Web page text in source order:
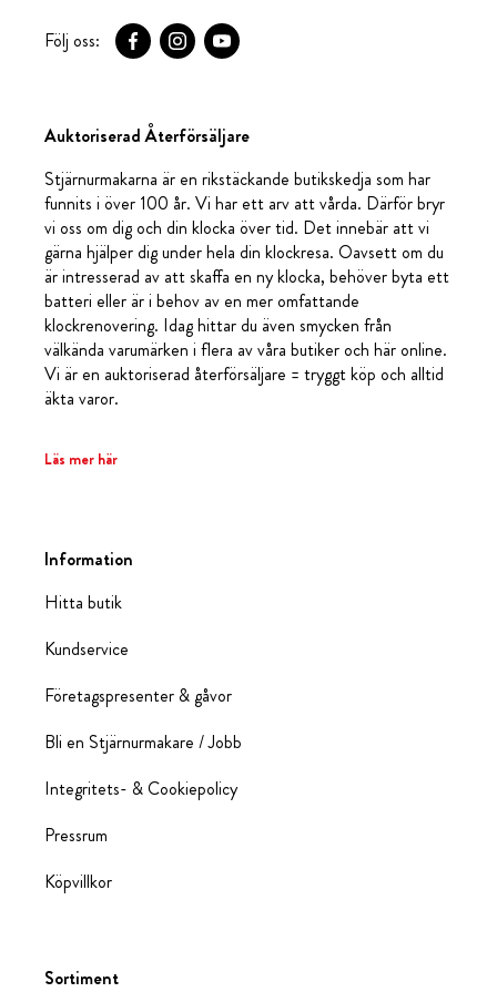
Följ oss:
Auktoriserad Återförsäljare
Stjärnurmakarna är en rikstäckande butikskedja som har
funnits i över 100 år. Vi har ett arv att vårda. Därför bryr
vi oss om dig och din klocka över tid. Det innebär att vi
gärna hjälper dig under hela din klockresa. Oavsett om du
är intresserad av att skaffa en ny klocka, behöver byta ett
batteri eller är i behov av en mer omfattande
klockrenovering. Idag hittar du även smycken från
välkända varumärken i flera av våra butiker och här online.
Vi är en auktoriserad återförsäljare = tryggt köp och alltid
äkta varor.
Läs mer här
Information
Hitta butik
Kundservice
Företagspresenter & gåvor
Bli en Stjärnurmakare / Jobb
Integritets- & Cookiepolicy
Pressrum
Köpvillkor
Sortiment